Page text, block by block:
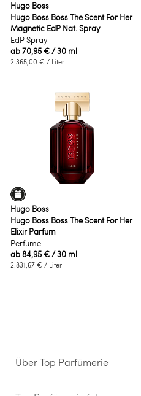
Hugo Boss
Hugo Boss Boss The Scent For Her
Magnetic EdP Nat. Spray
EdP Spray
ab70,95 €/ 30 ml
2.365,00 € / Liter
Hugo Boss
Hugo Boss Boss The Scent For Her
Elixir Parfum
Perfume
ab84,95 €/ 30 ml
2.831,67 € / Liter
Über Top Parfümerie
Storefinder